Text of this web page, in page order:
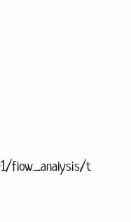
flow_analysis/t